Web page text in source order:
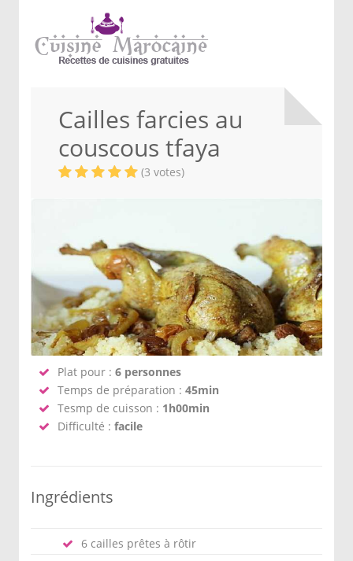
Cailles farcies au
couscous tfaya
(3 votes)
Plat pour : 6 personnes
Temps de préparation : 45min
Tesmp de cuisson : 1h00min
Difficulté : facile
Ingrédients
6 cailles prêtes à rôtir